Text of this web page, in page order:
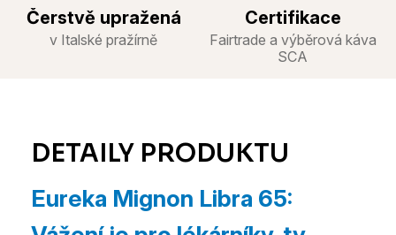
Čerstvě upražená
v Italské pražírně
Certifikace
Fairtrade a výběrová káva
SCA
Eureka Mignon Libra 65: